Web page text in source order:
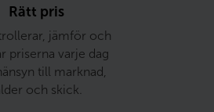
Rätt pris
jämför och
priserna varje dag
till marknad,
och skick.